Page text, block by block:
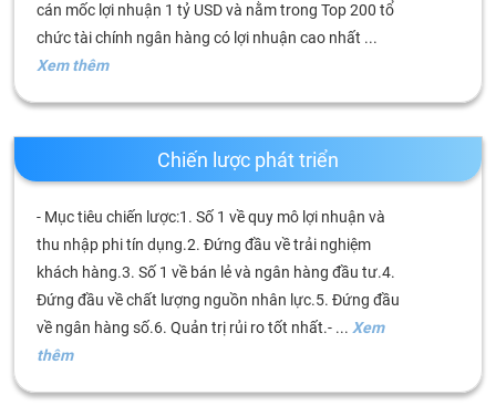
cán mốc lợi nhuận 1 tỷ USD và nằm trong Top 200 tổ
chức tài chính ngân hàng có lợi nhuận cao nhất ...
Xem thêm
Chiến lược phát triển
- Mục tiêu chiến lược:1. Số 1 về quy mô lợi nhuận và
thu nhập phi tín dụng.2. Đứng đầu về trải nghiệm
khách hàng.3. Số 1 về bán lẻ và ngân hàng đầu tư.4.
Đứng đầu về chất lượng nguồn nhân lực.5. Đứng đầu
về ngân hàng số.6. Quản trị rủi ro tốt nhất.- ... Xem
thêm
Sách
đầu